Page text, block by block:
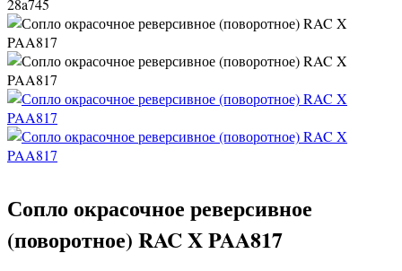
28a745
Сопло окрасочное реверсивное
(поворотное) RAC X PAA817